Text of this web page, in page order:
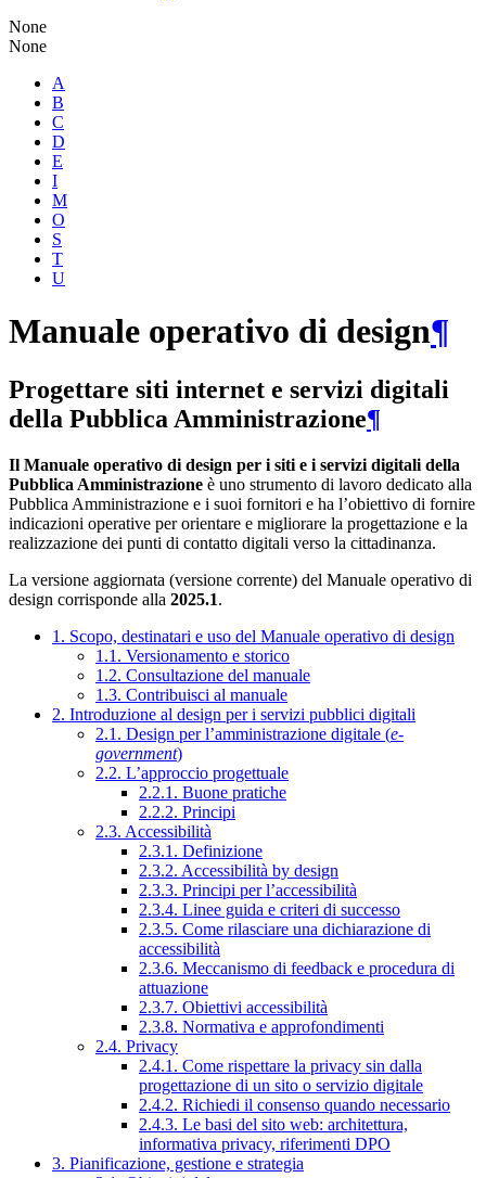
None
None
A
B
C
D
E
I
M
O
S
T
U
Manuale operativo di design¶
Progettare siti internet e servizi digitali
della Pubblica Amministrazione¶
Il Manuale operativo di design per i siti e i servizi digitali della
Pubblica Amministrazione è uno strumento di lavoro dedicato alla
Pubblica Amministrazione e i suoi fornitori e ha l’obiettivo di fornire
indicazioni operative per orientare e migliorare la progettazione e la
realizzazione dei punti di contatto digitali verso la cittadinanza.
La versione aggiornata (versione corrente) del Manuale operativo di
design corrisponde alla 2025.1.
1. Scopo, destinatari e uso del Manuale operativo di design
1.1. Versionamento e storico
1.2. Consultazione del manuale
1.3. Contribuisci al manuale
2. Introduzione al design per i servizi pubblici digitali
2.1. Design per l’amministrazione digitale (e-
government)
2.2. L’approccio progettuale
2.2.1. Buone pratiche
2.2.2. Principi
2.3. Accessibilità
2.3.1. Definizione
2.3.2. Accessibilità by design
2.3.3. Principi per l’accessibilità
2.3.4. Linee guida e criteri di successo
2.3.5. Come rilasciare una dichiarazione di
accessibilità
2.3.6. Meccanismo di feedback e procedura di
attuazione
2.3.7. Obiettivi accessibilità
2.3.8. Normativa e approfondimenti
2.4. Privacy
2.4.1. Come rispettare la privacy sin dalla
progettazione di un sito o servizio digitale
2.4.2. Richiedi il consenso quando necessario
2.4.3. Le basi del sito web: architettura,
informativa privacy, riferimenti DPO
3. Pianificazione, gestione e strategia